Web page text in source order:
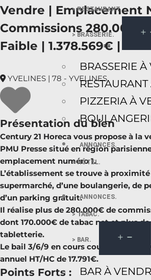
> RESTAURANT.
> BRASSERIE.
BRASSERIE
PIZZERIA À
ANNONCES.
> HÔTEL.
ANNONCES.
> TABAC.
> BAR.
BAR À
Vendre | Emplacement
Commissions 280.000€
Faible | 1.378.569€ |
YVELINES | 78 - YVELINES
Présentation du bien
Century 21 Horeca vous propose à la
PMU Presse situé en région
emplacement numéro 1.
L’établissement se trouve à
supermarché, d’une boulangerie, de
d’un parking gratuit.
Il réalise plus de 280.000€ de
dont 170.000€ de tabac net et plus
tabletterie.
Le bail 3/6/9 en cours court jusqu’en
annuel HT/HC de 17.791€.
Points Forts :